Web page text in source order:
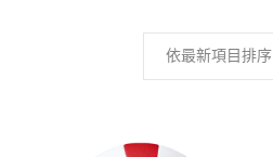
依最新項目排序